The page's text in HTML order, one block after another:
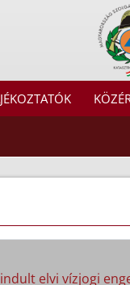
elvi vízjogi